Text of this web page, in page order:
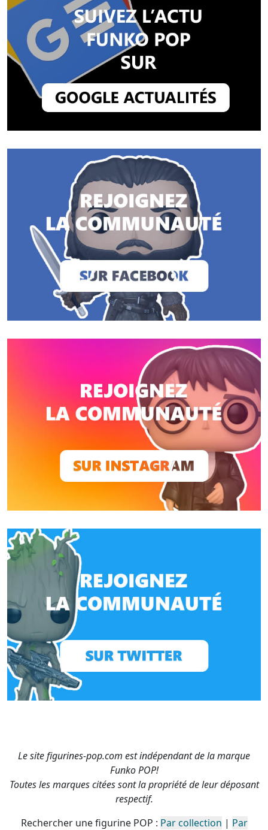
Le site figurines-pop.com est indépendant de la marque
Funko POP!
Toutes les marques citées sont la propriété de leur déposant
respectif.
Rechercher une figurine POP : Par collection | Par